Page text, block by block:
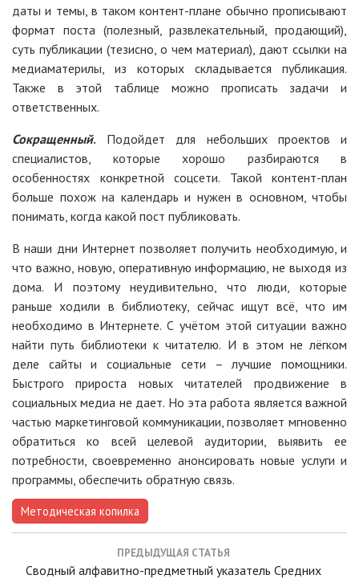
даты и темы, в таком контент-плане обычно прописывают
формат поста (полезный, развлекательный, продающий),
суть публикации (тезисно, о чем материал), дают ссылки на
медиаматерилы, из которых складывается публикация.
Также в этой таблице можно прописать задачи и
ответственных.
Сокращенный. Подойдет для небольших проектов и
специалистов, которые хорошо разбираются в
особенностях конкретной соцсети. Такой контент-план
больше похож на календарь и нужен в основном, чтобы
понимать, когда какой пост публиковать.
В наши дни Интернет позволяет получить необходимую, и
что важно, новую, оперативную информацию, не выходя из
дома. И поэтому неудивительно, что люди, которые
раньше ходили в библиотеку, сейчас ищут всё, что им
необходимо в Интернете. С учётом этой ситуации важно
найти путь библиотеки к читателю. И в этом не лёгком
деле сайты и социальные сети – лучшие помощники.
Быстрого прироста новых читателей продвижение в
социальных медиа не дает. Но эта работа является важной
частью маркетинговой коммуникации, позволяет мгновенно
обратиться ко всей целевой аудитории, выявить ее
потребности, своевременно анонсировать новые услуги и
программы, обеспечить обратную связь.
Методическая копилка
записям
ПРЕДЫДУЩАЯ СТАТЬЯ
Предыдущая
Сводный алфавитно-предметный указатель Средних